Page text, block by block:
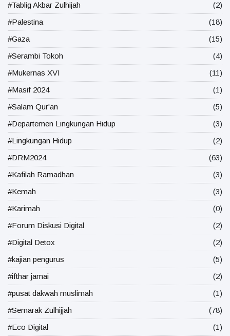
#Tablig Akbar Zulhijah
(2)
#Palestina
(18)
#Gaza
(15)
#Serambi Tokoh
(4)
#Mukernas XVI
(11)
#Masif 2024
(1)
#Salam Qur'an
(5)
#Departemen Lingkungan Hidup
(3)
#Lingkungan Hidup
(2)
#DRM2024
(63)
#Kafilah Ramadhan
(3)
#Kemah
(3)
#Karimah
(0)
#Forum Diskusi Digital
(2)
#Digital Detox
(2)
#kajian pengurus
(5)
#ifthar jamai
(2)
#pusat dakwah muslimah
(1)
#Semarak Zulhijjah
(78)
#Eco Digital
(1)